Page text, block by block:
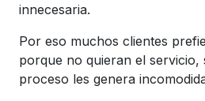
innecesaria.
Por eso muchos clientes
porque no quieran el servicio,
proceso les genera